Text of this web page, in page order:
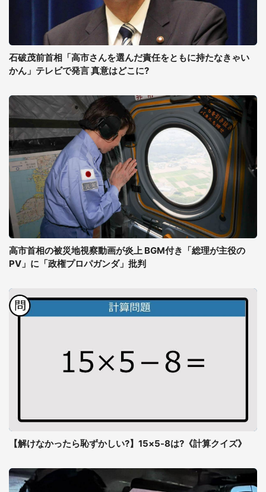
石破茂前首相「高市さんを選んだ責任をともに持たなきゃい
かん」テレビで発言 真意はどこに?
高市首相の被災地視察動画が炎上 BGM付き「総理が主役の
PV」に「政権プロパガンダ」批判
【解けなかったら恥ずかしい?】15×5-8は?《計算クイズ》